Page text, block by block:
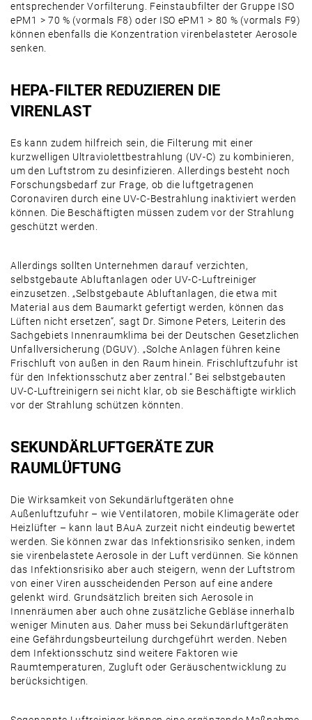
entsprechender Vorfilterung. Feinstaubfilter der Gruppe ISO
ePM1 > 70 % (vormals F8) oder ISO ePM1 > 80 % (vormals F9)
können ebenfalls die Konzentration virenbelasteter Aerosole
senken.
HEPA-FILTER REDUZIEREN DIE
VIRENLAST
Es kann zudem hilfreich sein, die Filterung mit einer
kurzwelligen Ultraviolettbestrahlung (UV-C) zu kombinieren,
um den Luftstrom zu desinfizieren. Allerdings besteht noch
Forschungsbedarf zur Frage, ob die luftgetragenen
Coronaviren durch eine UV-C-Bestrahlung inaktiviert werden
können. Die Beschäftigten müssen zudem vor der Strahlung
geschützt werden.
Allerdings sollten Unternehmen darauf verzichten,
selbstgebaute Abluftanlagen oder UV-C-Luftreiniger
einzusetzen. „Selbstgebaute Abluftanlagen, die etwa mit
Material aus dem Baumarkt gefertigt werden, können das
Lüften nicht ersetzen“, sagt Dr. Simone Peters, Leiterin des
Sachgebiets Innenraumklima bei der Deutschen Gesetzlichen
Unfallversicherung (DGUV). „Solche Anlagen führen keine
Frischluft von außen in den Raum hinein. Frischluftzufuhr ist
für den Infektionsschutz aber zentral.“ Bei selbstgebauten
UV-C-Luftreinigern sei nicht klar, ob sie Beschäftigte wirklich
vor der Strahlung schützen könnten.
SEKUNDÄRLUFTGERÄTE ZUR
RAUMLÜFTUNG
Die Wirksamkeit von Sekundärluftgeräten ohne
Außenluftzufuhr – wie Ventilatoren, mobile Klimageräte oder
Heizlüfter – kann laut BAuA zurzeit nicht eindeutig bewertet
werden. Sie können zwar das Infektionsrisiko senken, indem
sie virenbelastete Aerosole in der Luft verdünnen. Sie können
das Infektionsrisiko aber auch steigern, wenn der Luftstrom
von einer Viren ausscheidenden Person auf eine andere
gelenkt wird. Grundsätzlich breiten sich Aerosole in
Innenräumen aber auch ohne zusätzliche Gebläse innerhalb
weniger Minuten aus. Daher muss bei Sekundärluftgeräten
eine Gefährdungsbeurteilung durchgeführt werden. Neben
dem Infektionsschutz sind weitere Faktoren wie
Raumtemperaturen, Zugluft oder Geräuschentwicklung zu
berücksichtigen.